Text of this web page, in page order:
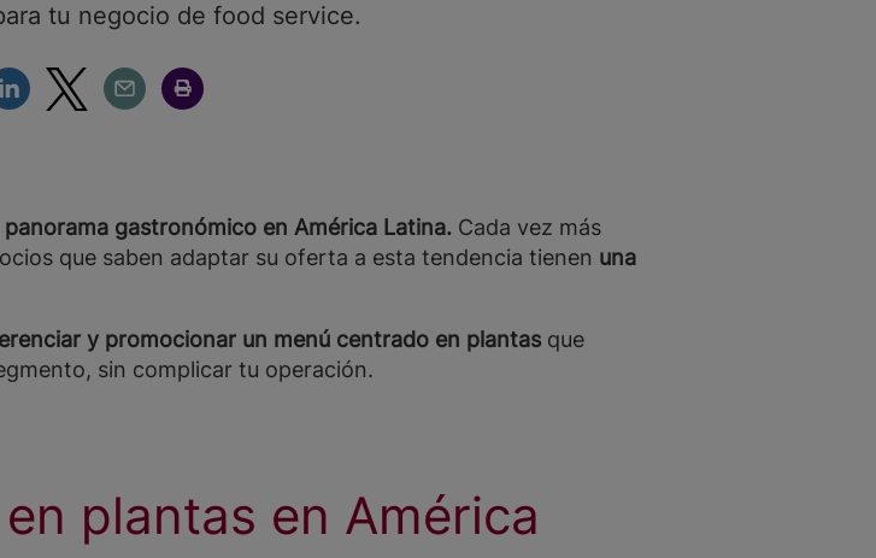
tu negocio de food service.
FacebookLinkedin
Compartir Twitter
Compartir Email
Compartir Imprimir
gastronómico en América Latina. Cada vez más
que saben adaptar su oferta a esta tendencia tienen una
y promocionar un menú centrado en plantas que
sin complicar tu operación.
plantas en América